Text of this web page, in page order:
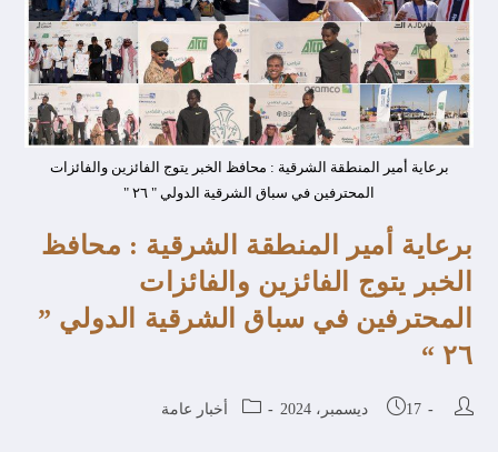
برعاية أمير المنطقة الشرقية : محافظ الخبر يتوج الفائزين والفائزات
المحترفين في سباق الشرقية الدولي " ٢٦ "
برعاية أمير المنطقة الشرقية : محافظ
الخبر يتوج الفائزين والفائزات
المحترفين في سباق الشرقية الدولي ”
٢٦ “
17 ديسمبر، 2024 أخبار عامة